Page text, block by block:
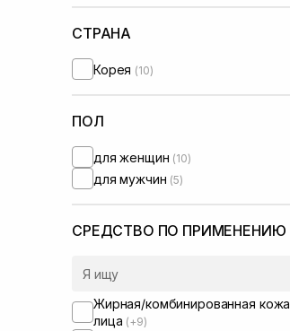
СТРАНА
Корея (10)
ПОЛ
для женщин (10)
для мужчин (5)
СРЕДСТВО ПО ПРИМЕНЕНИЮ
Жирная/комбинированная кожа
лица (+9)